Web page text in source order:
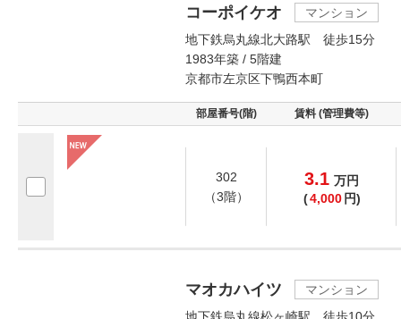
コーポイケオ
マンション
地下鉄烏丸線北大路駅 徒歩15分
1983年築 / 5階建
京都市左京区下鴨西本町
部屋番号(階) 賃料 (管理費等)
302
（3階）
3.1 万円
(4,000 円)
マオカハイツ
マンション